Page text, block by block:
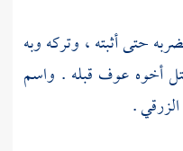
حتى أثبته ، وتركه وبه
أخوه عوف قبله . واسم
.